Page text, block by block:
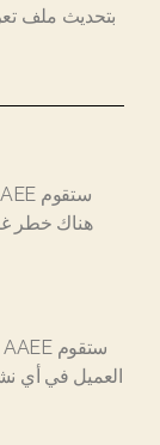
بتحديث ملف
هناك خطر
العميل في أي